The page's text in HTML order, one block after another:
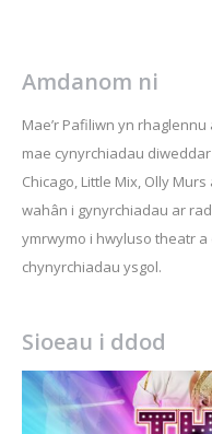
Amdanom ni
Mae’r Pafiliwn yn
mae cynyrchiadau
Chicago, Little Mix, Olly
wahân i gynyrchiadau ar
ymrwymo i hwyluso theatr
chynyrchiadau ysgol.
Sioeau i ddod